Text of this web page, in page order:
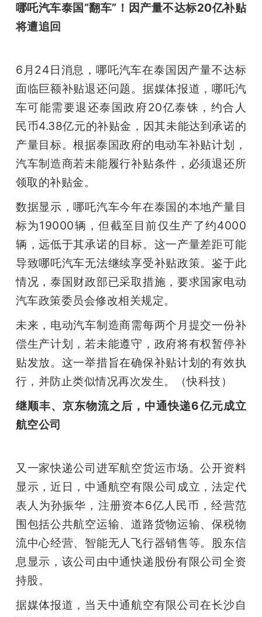
哪吒汽车泰国“翻车”！因产量不达标20亿补贴
将遭追回
6月24日消息，哪吒汽车在泰国因产量不达标
面临巨额补贴退还问题。据媒体报道，哪吒汽
车可能需要退还泰国政府20亿泰铢，约合人
民币4.38亿元的补贴金，因其未能达到承诺的
产量目标。根据泰国政府的电动车补贴计划，
汽车制造商若未能履行补贴条件，必须退还所
领取的补贴金。
数据显示，哪吒汽车今年在泰国的本地产量目
标为19000辆，但截至目前仅生产了约4000
辆，远低于其承诺的目标。这一产量差距可能
导致哪吒汽车无法继续享受补贴政策。鉴于此
情况，泰国财政部已采取措施，要求国家电动
汽车政策委员会修改相关规定。
未来，电动汽车制造商需每两个月提交一份补
偿生产计划，若未能遵守，政府将有权暂停补
贴发放。这一举措旨在确保补贴计划的有效执
行，并防止类似情况再次发生。（快科技）
继顺丰、京东物流之后，中通快递6亿元成立
航空公司
又一家快递公司进军航空货运市场。公开资料
显示，近日，中通航空有限公司成立，法定代
表人为孙振华，注册资本6亿人民币，经营范
围包括公共航空运输、道路货物运输、保税物
流中心经营、智能无人飞行器销售等。股东信
息显示，该公司由中通快递股份有限公司全资
持股。
据媒体报道，当天中通航空有限公司在长沙自